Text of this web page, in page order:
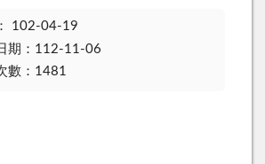
102-04-19
期：112-11-06
數：1481